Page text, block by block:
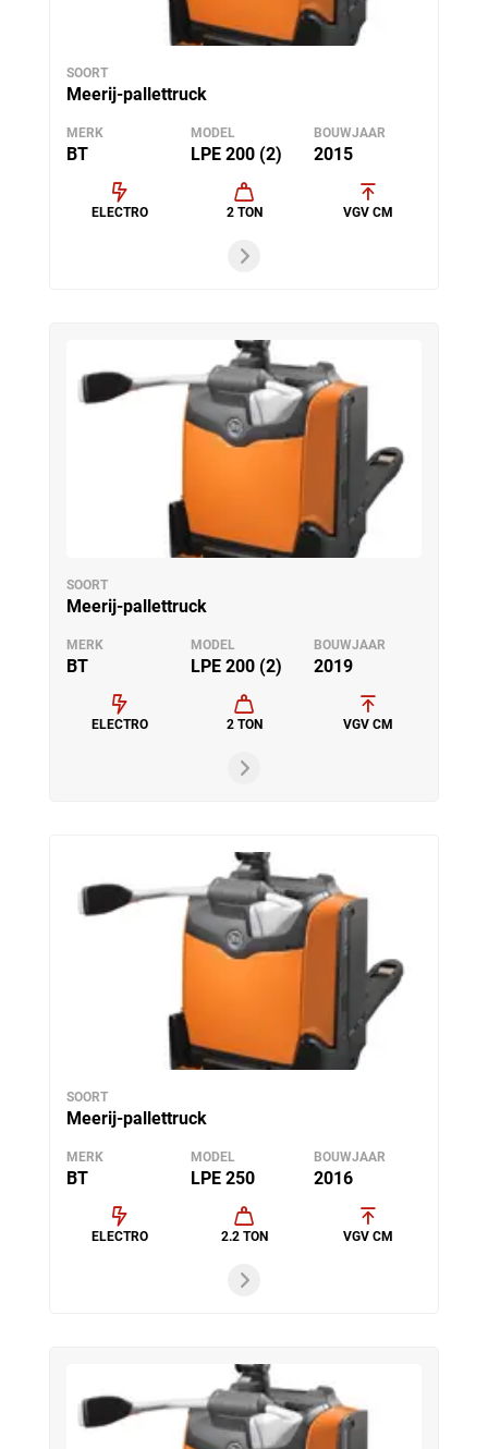
SOORT
Meerij-pallettruck
MERK
BT
MODEL
LPE 200 (2)
BOUWJAAR
2015
ELECTRO 2 TON VGV CM
SOORT
Meerij-pallettruck
MERK
BT
MODEL
LPE 200 (2)
BOUWJAAR
2019
ELECTRO 2 TON VGV CM
SOORT
Meerij-pallettruck
MERK
BT
MODEL
LPE 250
BOUWJAAR
2016
ELECTRO 2.2 TON VGV CM